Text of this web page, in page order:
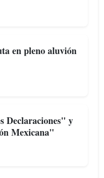
en pleno aluvión
Declaraciones" y
Mexicana"